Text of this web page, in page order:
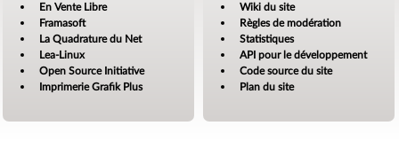
En Vente Libre
Framasoft
La Quadrature du Net
Lea-Linux
Open Source Initiative
Imprimerie Grafik Plus
Wiki du site
Règles de modération
Statistiques
API pour le développement
Code source du site
Plan du site